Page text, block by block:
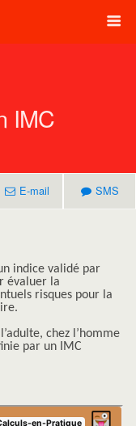
IMC
E-mail SMS
indice validé par
évaluer la
risques pour la
chez l’homme
par un IMC